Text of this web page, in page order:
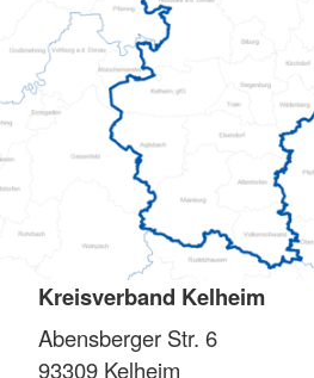
Kreisverband Kelheim
Abensberger Str. 6
93309 Kelheim